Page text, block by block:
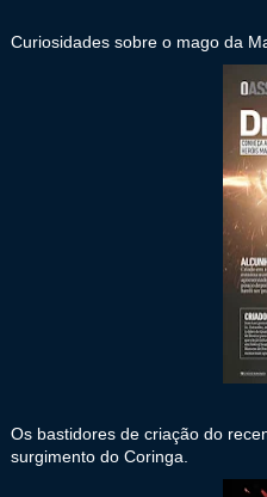
Curiosidades sobre o mago da
Os bastidores de criação do
surgimento do Coringa.